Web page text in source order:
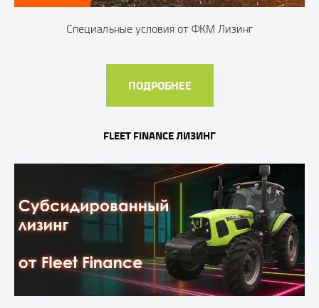
Специальные условия от ФКМ Лизинг
ПОДРОБНЕЕ
FLEET FINANCE ЛИЗИНГ